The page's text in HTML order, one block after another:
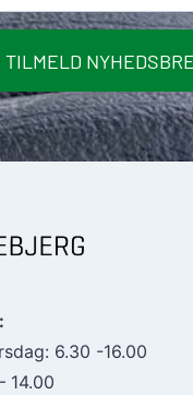
TILMELD
6.30 -16.00
14.00